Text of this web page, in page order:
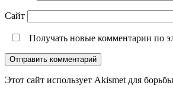
Сайт
Получать новые комментарии по
Этот сайт использует Akismet для